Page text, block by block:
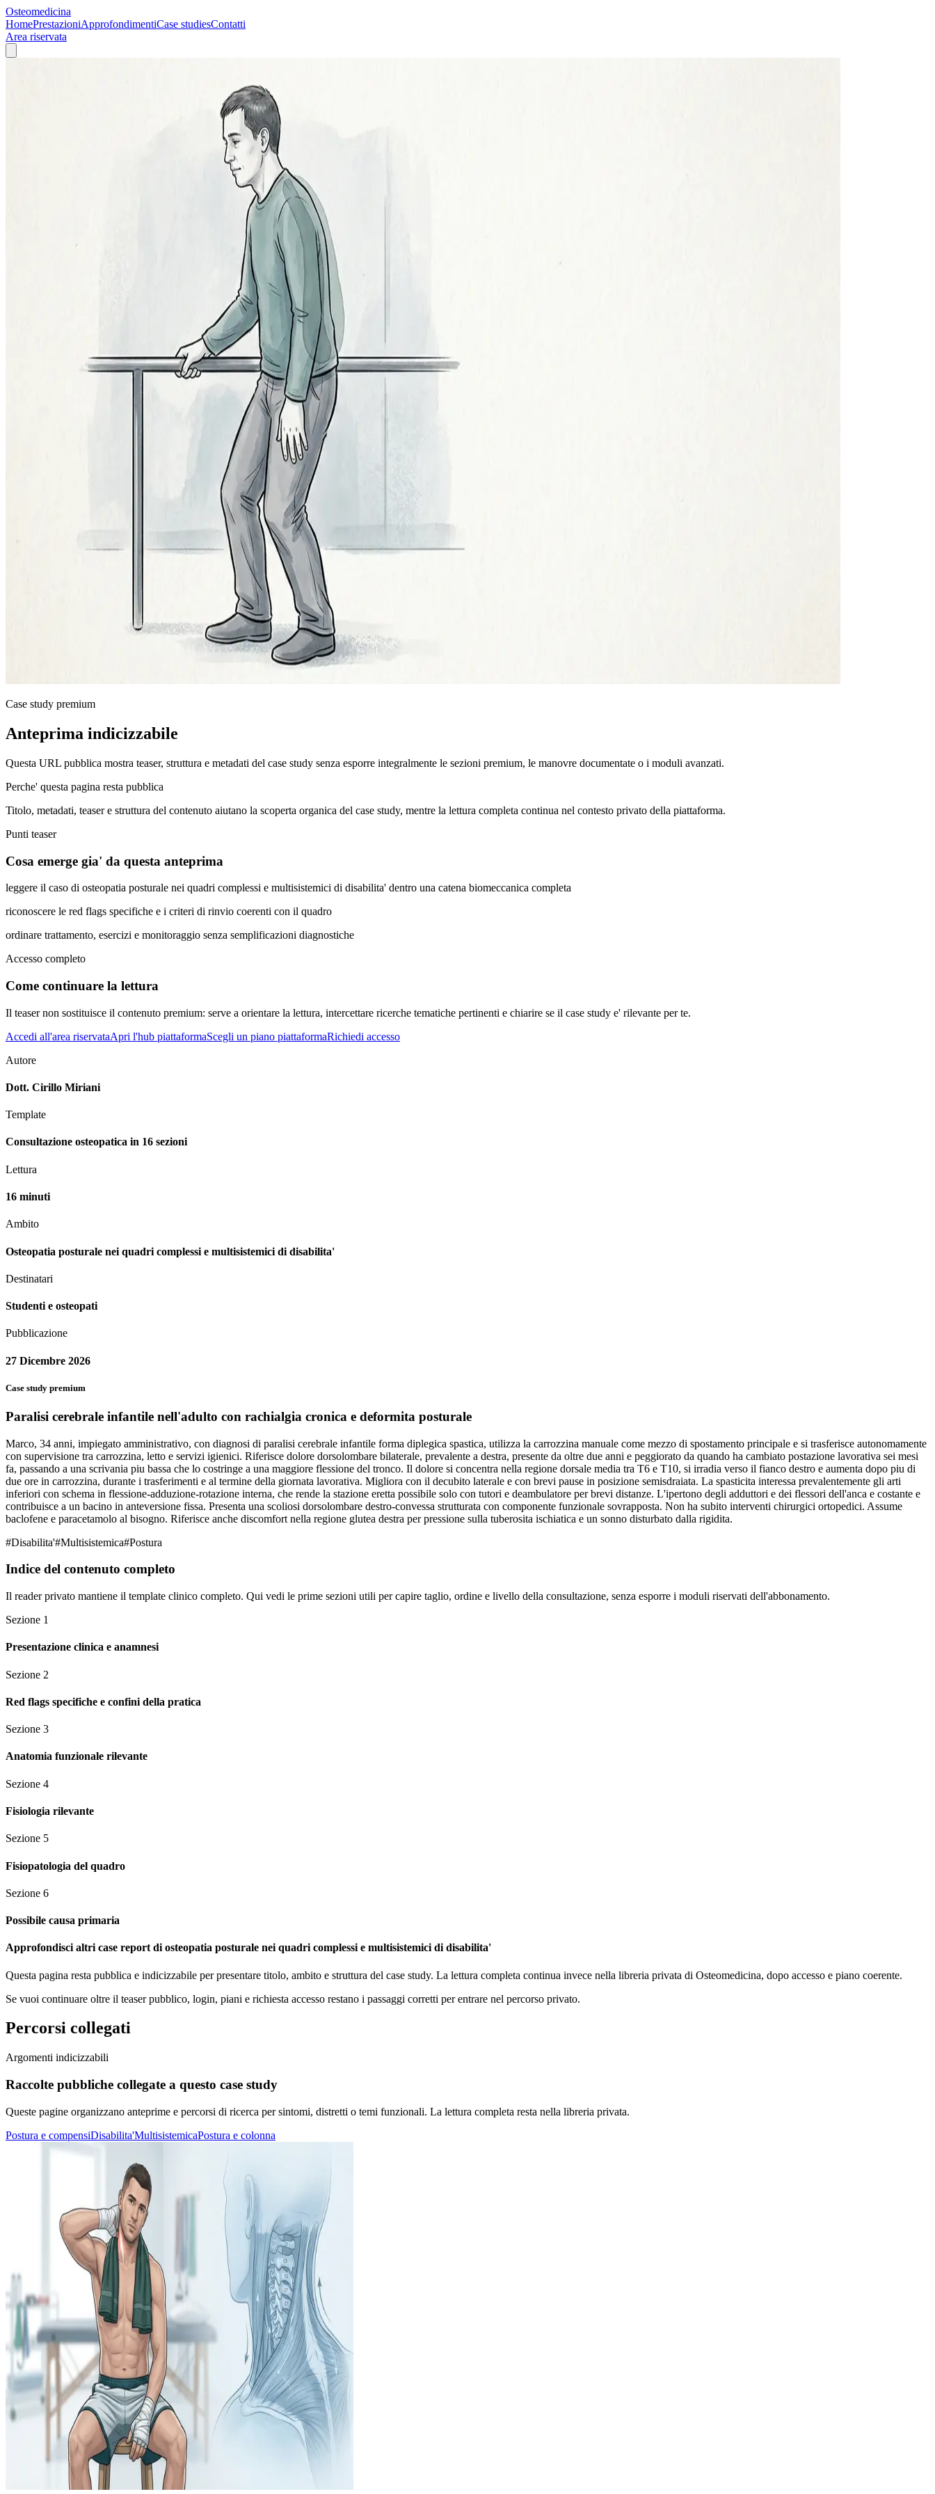
Osteomedicina
HomePrestazioniApprofondimentiCase studiesContatti
Area riservata
Case study premium
Anteprima indicizzabile
Questa URL pubblica mostra teaser, struttura e metadati del case study senza esporre integralmente le sezioni premium, le manovre documentate o i moduli avanzati.
Perche' questa pagina resta pubblica
Titolo, metadati, teaser e struttura del contenuto aiutano la scoperta organica del case study, mentre la lettura completa continua nel contesto privato della piattaforma.
Punti teaser
Cosa emerge gia' da questa anteprima
leggere il caso di osteopatia posturale nei quadri complessi e multisistemici di disabilita' dentro una catena biomeccanica completa
riconoscere le red flags specifiche e i criteri di rinvio coerenti con il quadro
ordinare trattamento, esercizi e monitoraggio senza semplificazioni diagnostiche
Accesso completo
Come continuare la lettura
Il teaser non sostituisce il contenuto premium: serve a orientare la lettura, intercettare ricerche tematiche pertinenti e chiarire se il case study e' rilevante per te.
Accedi all'area riservataApri l'hub piattaformaScegli un piano piattaformaRichiedi accesso
Autore
Dott. Cirillo Miriani
Template
Consultazione osteopatica in 16 sezioni
Lettura
16 minuti
Ambito
Osteopatia posturale nei quadri complessi e multisistemici di disabilita'
Destinatari
Studenti e osteopati
Pubblicazione
27 Dicembre 2026
Case study premium
Paralisi cerebrale infantile nell'adulto con rachialgia cronica e deformita posturale
Marco, 34 anni, impiegato amministrativo, con diagnosi di paralisi cerebrale infantile forma diplegica spastica, utilizza la carrozzina manuale come mezzo di spostamento principale e si trasferisce autonomamente
con supervisione tra carrozzina, letto e servizi igienici. Riferisce dolore dorsolombare bilaterale, prevalente a destra, presente da oltre due anni e peggiorato da quando ha cambiato postazione lavorativa sei mesi
fa, passando a una scrivania piu bassa che lo costringe a una maggiore flessione del tronco. Il dolore si concentra nella regione dorsale media tra T6 e T10, si irradia verso il fianco destro e aumenta dopo piu di
due ore in carrozzina, durante i trasferimenti e al termine della giornata lavorativa. Migliora con il decubito laterale e con brevi pause in posizione semisdraiata. La spasticita interessa prevalentemente gli arti
inferiori con schema in flessione-adduzione-rotazione interna, che rende la stazione eretta possibile solo con tutori e deambulatore per brevi distanze. L'ipertono degli adduttori e dei flessori dell'anca e costante e
contribuisce a un bacino in anteversione fissa. Presenta una scoliosi dorsolombare destro-convessa strutturata con componente funzionale sovrapposta. Non ha subito interventi chirurgici ortopedici. Assume
baclofene e paracetamolo al bisogno. Riferisce anche discomfort nella regione glutea destra per pressione sulla tuberosita ischiatica e un sonno disturbato dalla rigidita.
#Disabilita'#Multisistemica#Postura
Indice del contenuto completo
Il reader privato mantiene il template clinico completo. Qui vedi le prime sezioni utili per capire taglio, ordine e livello della consultazione, senza esporre i moduli riservati dell'abbonamento.
Sezione 1
Presentazione clinica e anamnesi
Sezione 2
Red flags specifiche e confini della pratica
Sezione 3
Anatomia funzionale rilevante
Sezione 4
Fisiologia rilevante
Sezione 5
Fisiopatologia del quadro
Sezione 6
Possibile causa primaria
Approfondisci altri case report di osteopatia posturale nei quadri complessi e multisistemici di disabilita'
Questa pagina resta pubblica e indicizzabile per presentare titolo, ambito e struttura del case study. La lettura completa continua invece nella libreria privata di Osteomedicina, dopo accesso e piano coerente.
Se vuoi continuare oltre il teaser pubblico, login, piani e richiesta accesso restano i passaggi corretti per entrare nel percorso privato.
Percorsi collegati
Argomenti indicizzabili
Raccolte pubbliche collegate a questo case study
Queste pagine organizzano anteprime e percorsi di ricerca per sintomi, distretti o temi funzionali. La lettura completa resta nella libreria privata.
Postura e compensiDisabilita'MultisistemicaPostura e colonna